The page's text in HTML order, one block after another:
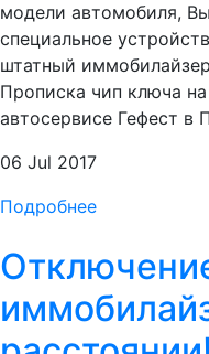
модели автомобиля,
специальное
штатный
Прописка чип ключа
автосервисе Гефест в
06 Jul 2017
Подробнее